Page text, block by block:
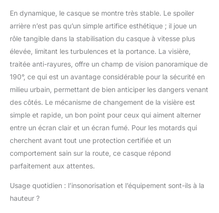
seulement 1500 g
(dans la plus petite
taille) et équipé du
Double D DÉTAILS :
Calotte en matériau
thermoplastique haute
résistance en 2 tailles
avec EPS à 4 densités
développé en 4
dimensions, avec profil
sécurisé pour la
clavicule
En dynamique, le casque se montre très stable. Le spoiler
arrière n’est pas qu’un simple artifice esthétique ; il joue un
rôle tangible dans la stabilisation du casque à vitesse plus
élevée, limitant les turbulences et la portance. La visière,
traitée anti-rayures, offre un champ de vision panoramique de
190°, ce qui est un avantage considérable pour la sécurité en
milieu urbain, permettant de bien anticiper les dangers venant
des côtés. Le mécanisme de changement de la visière est
simple et rapide, un bon point pour ceux qui aiment alterner
entre un écran clair et un écran fumé. Pour les motards qui
cherchent avant tout une protection certifiée et un
comportement sain sur la route, ce casque répond
parfaitement aux attentes.
Usage quotidien : l’insonorisation et l’équipement sont-ils à la
hauteur ?